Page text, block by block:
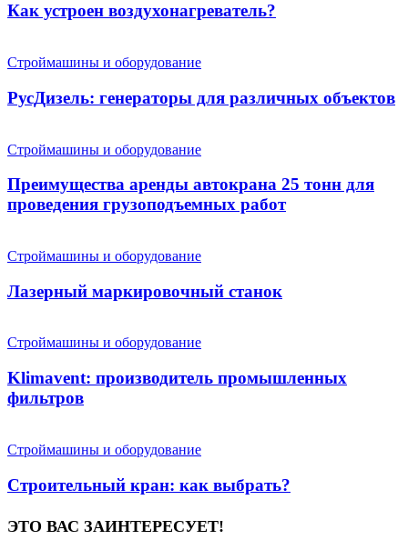
Как устроен воздухонагреватель?
Строймашины и оборудование
РусДизель: генераторы для различных объектов
Строймашины и оборудование
Преимущества аренды автокрана 25 тонн для
проведения грузоподъемных работ
Строймашины и оборудование
Лазерный маркировочный станок
Строймашины и оборудование
Klimavent: производитель промышленных
фильтров
Строймашины и оборудование
Строительный кран: как выбрать?
ЭТО ВАС ЗАИНТЕРЕСУЕТ!